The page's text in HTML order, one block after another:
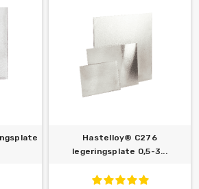
Hastelloy® C276
legeringsplate 0,5-3...